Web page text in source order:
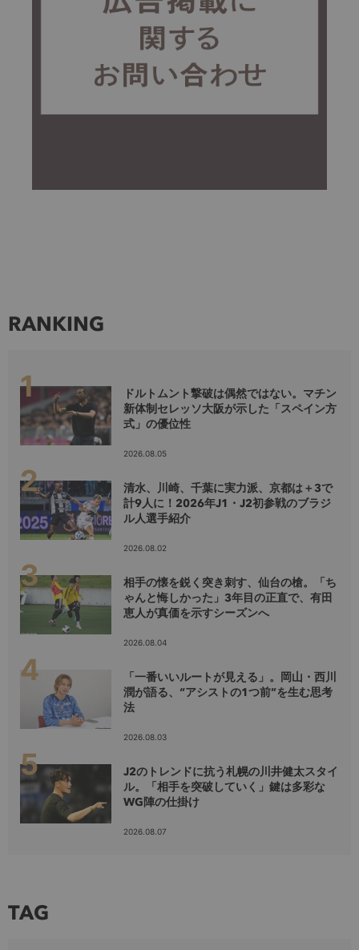
RANKING
ドルトムント撃破は偶然ではない。マチン
新体制セレッソ大阪が示した「スペイン方
式」の優位性
2026.08.05
清水、川崎、千葉に実力派、京都は＋3で
計9人に！2026年J1・J2初参戦のブラジ
ル人選手紹介
2026.08.02
相手の懐を鋭く突き刺す、仙台の槍。「ち
ゃんと悔しかった」3年目の正直で、有田
恵人が真価を示すシーズンへ
2026.08.04
「一番いいルートが見える」。岡山・西川
潤が語る、“アシストの1つ前”を生む思考
法
2026.08.03
J2のトレンドに抗う札幌の川井健太スタイ
ル。「相手を突破していく」鍵は多彩な
WG陣の仕掛け
2026.08.07
TAG